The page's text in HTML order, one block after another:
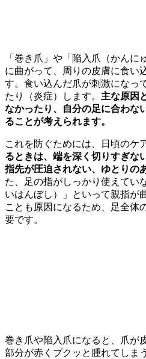
「巻き爪」や「陥入爪（かん
に曲がって、周りの皮膚に食い
す。食い込んだ爪が刺激になっ
たり（炎症）します。 主な原因
なかったり、自分の足に合わな
ることが考えられます。
これを防ぐためには、日頃のケ
るときは、端を深く切りすぎな
指先が圧迫されない、ゆとりの
た、足の指がしっかり使えてい
いはんぼし）」といって親指が
ことも原因になるため、足全体
要です。
巻き爪や陥入爪になると、爪が
部分が赤くプクッと腫れてしま